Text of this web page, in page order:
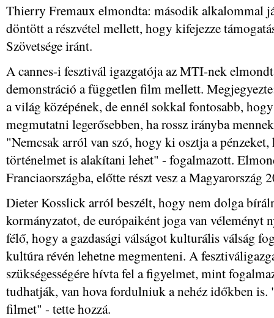
Thierry Fremaux elmondta: második alkalommal
döntött a részvétel mellett, hogy kifejezze
Szövetsége iránt.
A cannes-i fesztivál igazgatója az MTI-nek
demonstráció a független film mellett.
a világ középének, de ennél sokkal fontosabb,
megmutatni legerősebben, ha rossz irányba
"Nemcsak arról van szó, hogy ki osztja a
történelmet is alakítani lehet" - fogalmazott.
Franciaországba, előtte részt vesz a Magyarország
Dieter Kosslick arról beszélt, hogy nem dolga
kormányzatot, de európaiként joga van véleményt
félő, hogy a gazdasági válságot kulturális válság
kultúra révén lehetne megmenteni. A
szükségességére hívta fel a figyelmet, mint
tudhatják, van hova fordulniuk a nehéz időkben
filmet" - tette hozzá.